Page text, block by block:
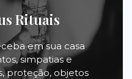
Rituais
em sua casa
simpatias e
proteção, objetos